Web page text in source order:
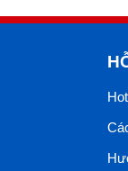
vết ố bẩn.